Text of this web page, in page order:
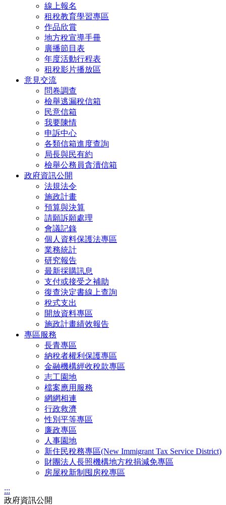
線上報名
租稅教育學習專區
作品欣賞
地方稅宣導手冊
廣播節目表
年度活動行程表
租稅影片播放區
意見交流
問卷調查
檢舉逃漏稅信箱
民意信箱
我要陳情
申訴中心
各類信箱進度查詢
局長與民有約
檢舉公務員貪瀆信箱
政府資訊公開
法規法令
施政計畫
預算與決算
請願訴願處理
會議記錄
個人資料保護法專區
業務統計
研究報告
最新採購訊息
支付或接受之補助
復查決定書線上查詢
稅式支出
開放資料專區
施政計畫績效報告
專區服務
長青專區
納稅者權利保護專區
金融機構經收稅款專區
志工園地
檔案應用服務
網網相連
行政救濟
性別平等專區
廉政專區
人事園地
新住民稅務專區(New Immigrant Tax Service District)
財團法人長照機構地方稅捐減免專區
房屋稅新制囤房稅專區
:::
政府資訊公開